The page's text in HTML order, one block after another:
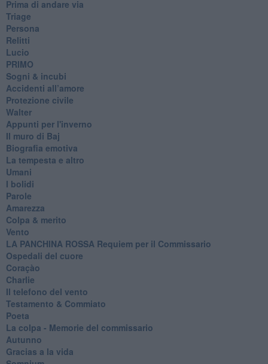
Prima di andare via
Triage
Persona
Relitti
Lucio
PRIMO
Sogni & incubi
Accidenti all’amore
Protezione civile
Walter
Appunti per l'inverno
Il muro di Baj
Biografia emotiva
La tempesta e altro
Umani
I bolidi
Parole
Amarezza
Colpa & merito
Vento
​LA PANCHINA ROSSA Requiem per il Commissario
Ospedali del cuore
Coraçào
Charlie
Il telefono del vento
Testamento & Commiato
Poeta
​La colpa - Memorie del commissario
Autunno
Gracias a la vida